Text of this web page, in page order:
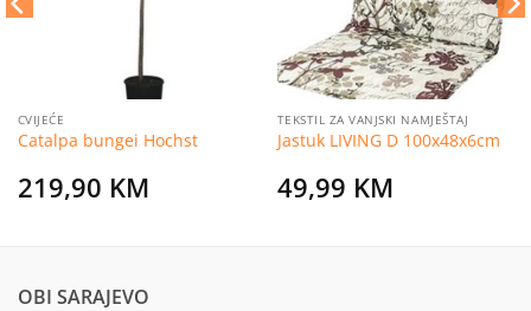
CVIJEĆE
Catalpa bungei Hochst
219,90 KM
TEKSTIL ZA VANJSKI NAMJEŠTAJ
Jastuk LIVING D 100x48x6cm
49,99 KM
OBI SARAJEVO